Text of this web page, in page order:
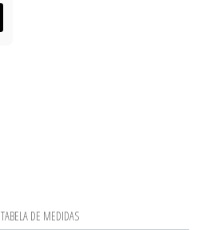
TABELA DE MEDIDAS